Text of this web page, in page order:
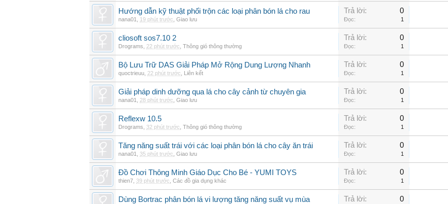
Hướng dẫn kỹ thuật phối trộn các loại phân bón lá cho rau
nana01 19 phút trước Giao lưu
Trả lời: 0
Đọc: 1
cliosoft sos7.10 2
Drograms 22 phút trước Thông gió thông thường
Trả lời: 0
Đọc: 1
Bộ Lưu Trữ DAS Giải Pháp Mở Rộng Dung Lượng Nhanh
quoctrieuu 22 phút trước Liên kết
Trả lời: 0
Đọc: 1
Giải pháp dinh dưỡng qua lá cho cây cảnh từ chuyên gia
nana01 28 phút trước Giao lưu
Trả lời: 0
Đọc: 1
Reflexw 10.5
Drograms 32 phút trước Thông gió thông thường
Trả lời: 0
Đọc: 1
Tăng năng suất trái với các loại phân bón lá cho cây ăn trái
nana01 35 phút trước Giao lưu
Trả lời: 0
Đọc: 1
Đồ Chơi Thông Minh Giáo Dục Cho Bé - YUMI TOYS
thien7 39 phút trước Các đồ gia dụng khác
Trả lời: 0
Đọc: 1
Dùng Bortrac phân bón lá vi lượng tăng năng suất vụ mùa Trả lời: 0